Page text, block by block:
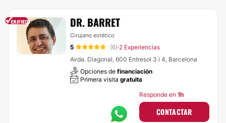
DR. BARRET
Cirujano estético
5 (6)·2 Experiencias
Avda. Diagonal, 600 Entresol 3 i 4, Barcelona
Opciones de financiación
Primera visita gratuita
Responde en 1h
CONTACTAR